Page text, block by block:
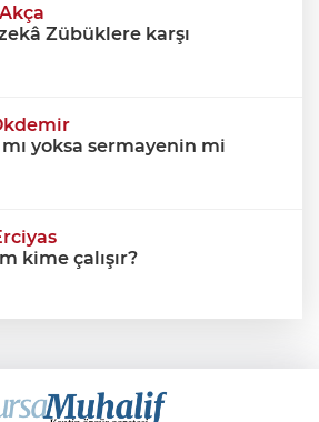
veya resmi borç stok
Zübüklere karşı
mı yoksa sermayenin mi
kime çalışır?
gölgesinde engellilik,
kaybedilen gelecek